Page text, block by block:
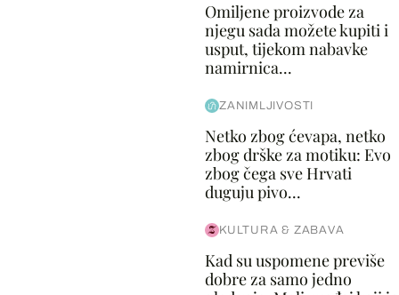
Omiljene proizvode za
njegu sada možete kupiti i
usput, tijekom nabavke
namirnica...
ZANIMLJIVOSTI
Netko zbog ćevapa, netko
zbog drške za motiku: Evo
zbog čega sve Hrvati
duguju pivo...
KULTURA & ZABAVA
Kad su uspomene previše
dobre za samo jedno